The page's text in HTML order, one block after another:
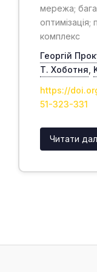
мережа;
комплекс
Георгій
Т. Хоботня
https://
51-323-331
Читати